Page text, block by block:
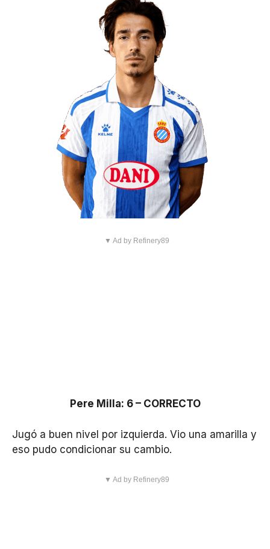
▼ Ad by Refinery89
Pere Milla: 6 – CORRECTO
Jugó a buen nivel por izquierda. Vio una amarilla y
eso pudo condicionar su cambio.
▼ Ad by Refinery89